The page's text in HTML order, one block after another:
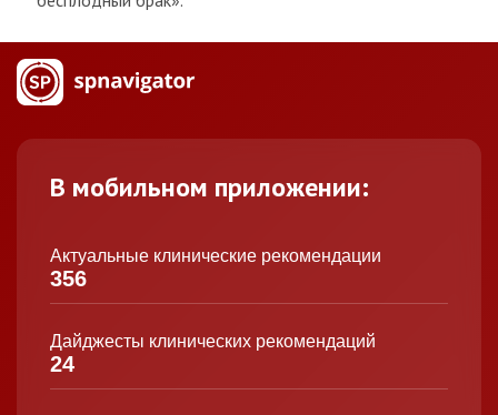
В мобильном приложении:
Актуальные клинические рекомендации
356
Дайджесты клинических рекомендаций
24